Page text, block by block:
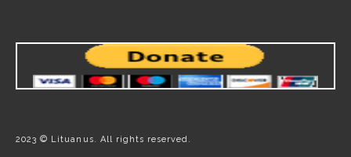
2023 © Lituanus. All rights reserved.